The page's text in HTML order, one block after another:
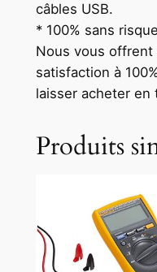
câbles USB.
* 100% sans
Nous vous offrent
satisfaction à
laisser acheter en
Produits